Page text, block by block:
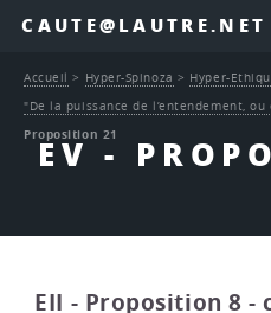
CAUTE@LAUTRE.NET
EV -
Accueil > Hyper-Spinoza > Hyper-
"De la puissance de l’entendement,
Proposition 21
EII - Proposition 8 -